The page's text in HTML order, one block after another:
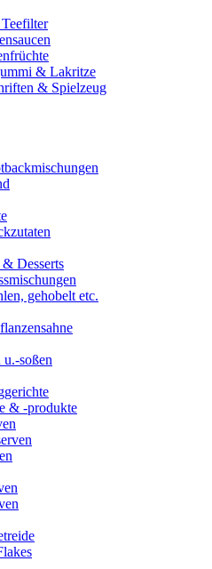
& Lakritze
& Spielzeug
Desserts
gehobelt etc.
u.-soßen
& -produkte